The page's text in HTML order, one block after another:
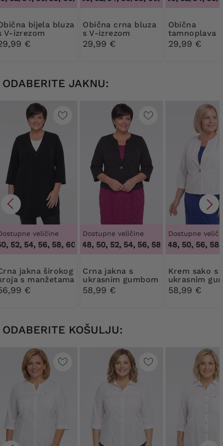
bluza
V-izrezom
€
Obična crna bluza
s V-izrezom
29,99 €
Obična
tamnoplava
s V-izrezom
29,99 €
ODABERITE JAKNU:
veličine
52, 54, 56, 58, 60, 62,48, 50, 52, 54, 56, 58, 60, 62
s manžetama
€
Dostupne veličine
46, 48, 50, 52, 54, 56, 58, 60, 62, 64,46,
Crna jakna s
ukrasnim gumbom
58,99 €
Dostupne
46, 48, 50, 56, 58,
Krem sako s
ukrasnim
58,99 €
ODABERITE KOŠULJU: